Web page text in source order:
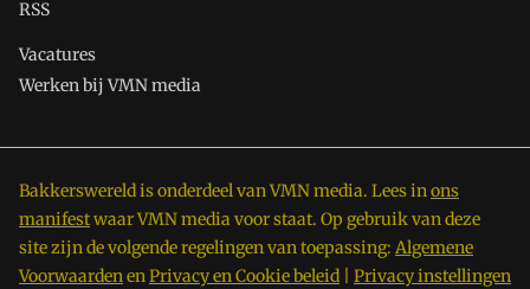
RSS
Vacatures
Werken bij VMN media
Bakkerswereld is onderdeel van VMN media. Lees inons
manifestwaar VMN media voor staat. Op gebruik van deze
site zijn de volgende regelingen van toepassing: Algemene
VoorwaardenenPrivacy en Cookie beleid Privacy instellingen